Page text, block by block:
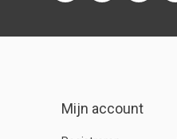
Mijn account